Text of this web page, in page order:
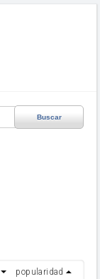
Buscar
popularidad